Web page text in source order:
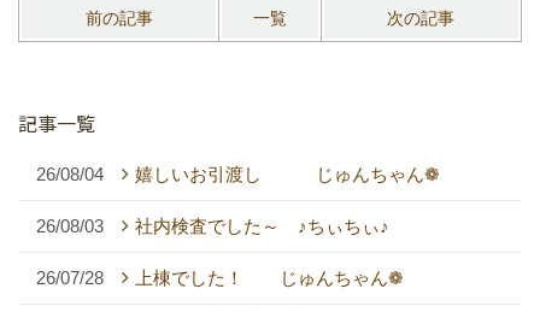
前の記事 一覧 次の記事
記事一覧
26/08/04 嬉しいお引渡し じゅんちゃん❁
26/08/03 社内検査でした～ ♪ちぃちぃ♪
26/07/28 上棟でした！ じゅんちゃん❁